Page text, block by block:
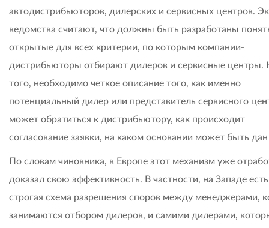
автодистрибьюторов, дилерских и сервисных центров.
ведомства считают, что должны быть разработаны
открытые для всех критерии, по которым компании-
дистрибьюторы отбирают дилеров и сервисные центры.
того, необходимо четкое описание того, как именно
потенциальный дилер или представитель сервисного
может обратиться к дистрибьютору, как происходит
согласование заявки, на каком основании может быть дан
По словам чиновника, в Европе этот механизм уже
доказал свою эффективность. В частности, на Западе есть
строгая схема разрешения споров между менеджерами,
занимаются отбором дилеров, и самими дилерами,